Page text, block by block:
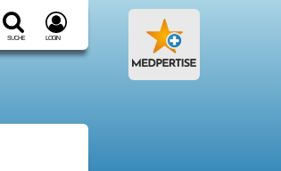
Suche Login